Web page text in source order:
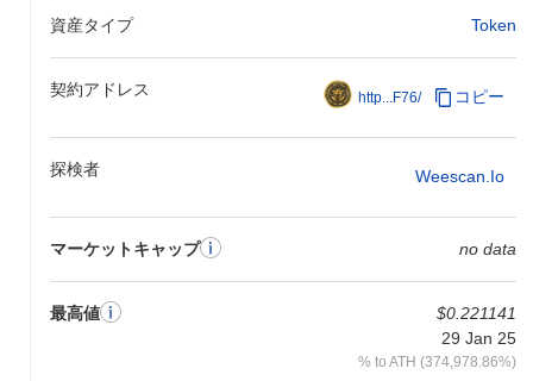
資産タイプ Token
契約アドレス http...F76/ コピー
探検者 Weescan.io
マーケットキャップ no data
最高値
$0.221141
29 Jan 25
% to ATH (374,978.86%)
定です。これらの取り組みは、プラットフォームのインフラを強
化し、暗号空間でのユーティリティを広げることを目的としてい
ます。これらのマイルストーンの進捗は、公式チャネルや開発の
更新を通じて追跡できます。
Weecoins Premiumの特徴は何ですか？
Weecoins Premiumは、Proof of Stake（PoS）とDelegated Proof
アプローチにより、迅速な取引スループットを実現しながら、分
考慮して設計されており、他のブロックチェーンネットワークと
のシームレスな統合を可能にするクロスチェーン互換性を備えて
います。 さらに、Weecoins Premiumは高度なプライバシー技術
を取り入れており、規制遵守のための透明性を損なうことなくユ